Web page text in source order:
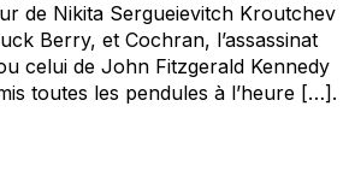
de Nikita Sergueievitch Kroutchev
Berry, et Cochran, l’assassinat
celui de John Fitzgerald Kennedy
toutes les pendules à l’heure […].